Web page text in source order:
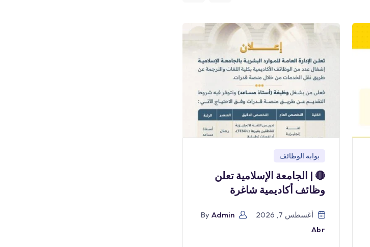
بوابة الوظائف
🔴 | الجامعة الإسلامية تعلن
وظائف أكاديمية شاغرة
أغسطس 7, 2026 By Admin
Abr